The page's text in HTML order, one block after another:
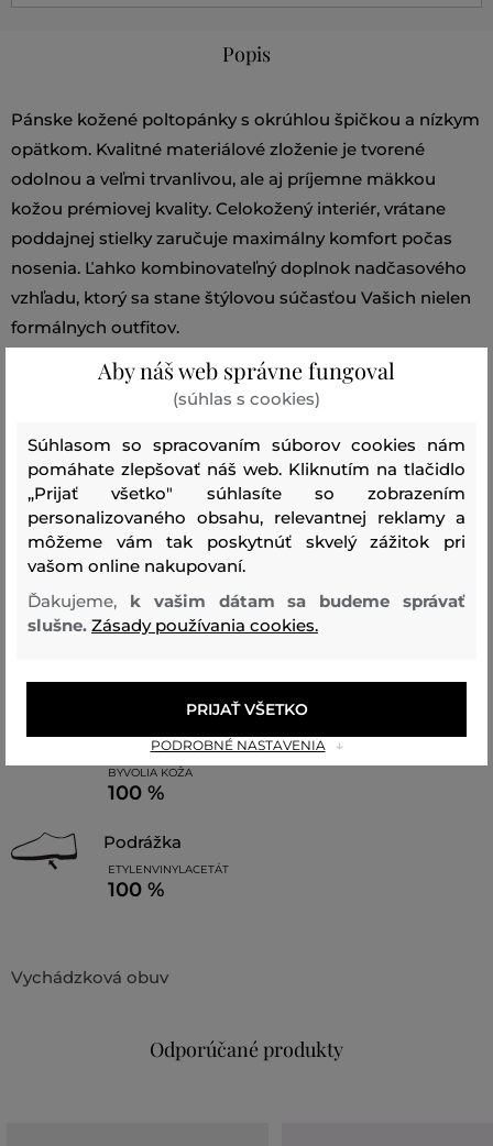
Popis
Pánske kožené poltopánky s okrúhlou špičkou a nízkym
opätkom. Kvalitné materiálové zloženie je tvorené
odolnou a veľmi trvanlivou, ale aj príjemne mäkkou
kožou prémiovej kvality. Celokožený interiér, vrátane
poddajnej stielky zaručuje maximálny komfort počas
nosenia. Ľahko kombinovateľný doplnok nadčasového
vzhľadu, ktorý sa stane štýlovou súčasťou Vašich nielen
formálnych outfitov.
POLTOPÁNKY Sezóna: BAS
Zloženie
zvršok
HOVÄDZIA KOŽA
100 %
5 %
stielka
BYVOLIA KOŽA
100 %
podrážka
ETYLENVINYLACETÁT
100 %
Vychádzková obuv
Odporúčané produkty
Aby náš web správne fungoval
(súhlas s cookies)
Súhlasom so spracovaním súborov cookies nám
pomáhate zlepšovať náš web. Kliknutím na tlačidlo
„Prijať všetko" súhlasíte so zobrazením
personalizovaného obsahu, relevantnej reklamy a
môžeme vám tak poskytnúť skvelý zážitok pri
vašom online nakupovaní.
Ďakujeme, k vašim dátam sa budeme správať
slušne. Zásady používania cookies.
PODROBNÉ NASTAVENIA
PRIJAŤ VŠETKO